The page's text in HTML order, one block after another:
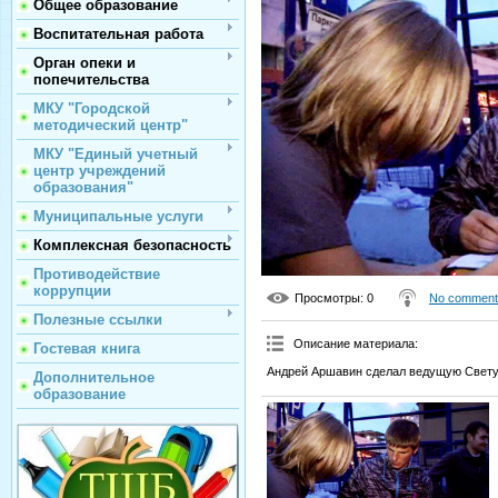
Общее образование
Воспитательная работа
Орган опеки и
попечительства
МКУ "Городской
методический центр"
МКУ "Единый учетный
центр учреждений
образования"
Муниципальные услуги
Комплексная безопасность
Противодействие
коррупции
Полезные ссылки
Гостевая книга
Дополнительное
образование
Просмотры: 0 No
Описание материала:
Андрей Аршавин сделал ведущую